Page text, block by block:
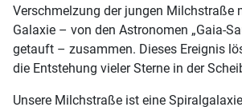
Verschmelzung der jungen Milchstraße
Galaxie – von den Astronomen „Gaia-
getauft – zusammen. Dieses Ereignis
die Entstehung vieler Sterne in der
Unsere Milchstraße ist eine